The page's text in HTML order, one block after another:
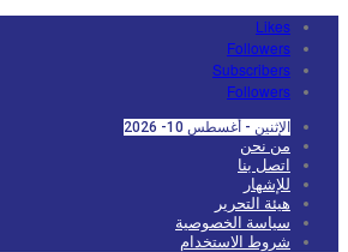
Likes
Followers
Subscribers
Followers
الإثنين - أغسطس 10- 2026
من نحن
اتصل بنا
للإشهار
هيئة التحرير
سياسة الخصوصية
شروط الاستخدام